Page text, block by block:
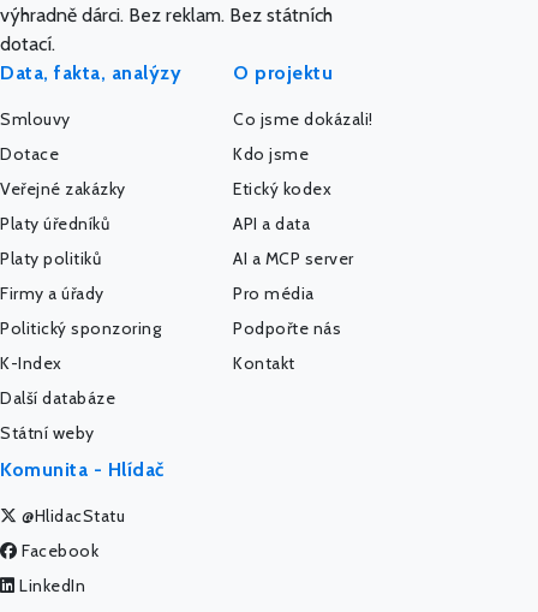
výhradně dárci. Bez reklam. Bez státních
dotací.
Data, fakta, analýzy
Smlouvy
Dotace
Veřejné zakázky
Platy úředníků
Platy politiků
Firmy a úřady
Politický sponzoring
K-Index
Další databáze
Státní weby
O projektu
Co jsme dokázali!
Kdo jsme
Etický kodex
API a data
AI a MCP server
Pro média
Podpořte nás
Kontakt
Komunita - Hlídač
@HlidacStatu
Facebook
LinkedIn